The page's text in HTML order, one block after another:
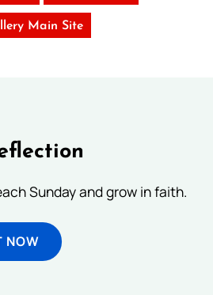
Main Site
Sunday and grow in faith.
NOW